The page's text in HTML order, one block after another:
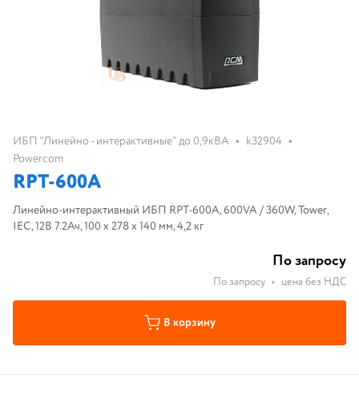
ИБП "Линейно - интерактивные" до 0,9кВА • k32904 •
Powercom
RPT-600A
Линейно-интерактивный ИБП RPT-600A, 600VA / 360W, Tower,
IEC, 12В 7.2Ач, 100 х 278 х 140 мм, 4,2 кг
По запросу
По запросу • цена без НДС
В корзину